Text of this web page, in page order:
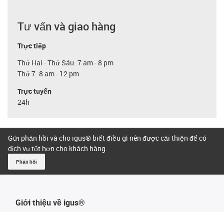
Tư vấn và giao hàng
Trực tiếp
Thứ Hai - Thứ Sáu: 7 am - 8 pm
Thứ 7: 8 am - 12 pm
Trực tuyến
24h
Gửi phản hồi và cho igus® biết điều gì nên được cải thiện để có
dịch vụ tốt hơn cho khách hàng.
Phản hồi
Giới thiệu về igus®